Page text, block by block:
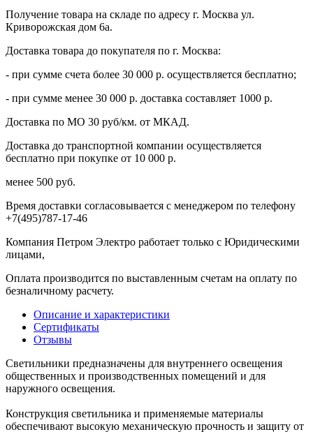
Получение товара на складе по адресу г. Москва ул.
Криворожская дом 6а.
Доставка товара до покупателя по г. Москва:
- при сумме счета более 30 000 р. осуществляется бесплатно;
- при сумме менее 30 000 р. доставка составляет 1000 р.
Доставка по МО 30 руб/км. от МКАД.
Доставка до транспортной компании осуществляется
бесплатно при покупке от 10 000 р.
менее 500 руб.
Время доставки согласовывается с менеджером по телефону
+7(495)787-17-46
Компания Петром Электро работает только с Юридическими
лицами,
Оплата производится по выставленным счетам на оплату по
безналичному расчету.
Описание и характеристики
Сертификаты
Отзывы
Светильники предназначены для внутреннего освещения
общественных и производственных помещений и для
наружного освещения.
Конструкция светильника и применяемые материалы
обеспечивают высокую механическую прочность и защиту от